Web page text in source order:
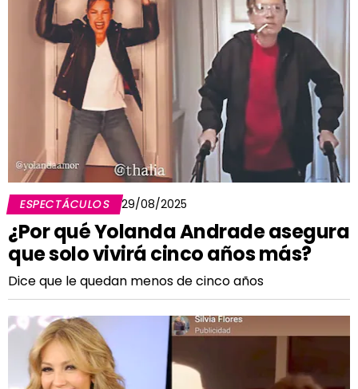
ESPECTÁCULOS 29/08/2025
¿Por qué Yolanda Andrade asegura
que solo vivirá cinco años más?
Dice que le quedan menos de cinco años